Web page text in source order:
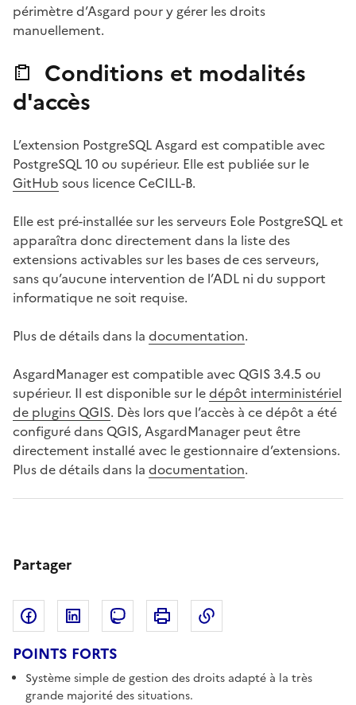
périmètre d’Asgard pour y gérer les droits
manuellement.
Conditions et modalités
d'accès
L’extension PostgreSQL Asgard est compatible avec
PostgreSQL 10 ou supérieur. Elle est publiée sur le
GitHub sous licence CeCILL-B.
Elle est pré-installée sur les serveurs Eole PostgreSQL et
apparaîtra donc directement dans la liste des
extensions activables sur les bases de ces serveurs,
sans qu’aucune intervention de l’ADL ni du support
informatique ne soit requise.
Plus de détails dans la documentation.
AsgardManager est compatible avec QGIS 3.4.5 ou
supérieur. Il est disponible sur ledépôt interministériel
de plugins QGIS. Dès lors que l’accès à ce dépôt a été
configuré dans QGIS, AsgardManager peut être
directement installé avec le gestionnaire d’extensions.
Plus de détails dans la documentation.
Partager
Partager sur Facebook
Partager sur LinkedIn
Partager sur Mastodon
Imprimer
POINTS FORTS
Système simple de gestion des droits adapté à la très
grande majorité des situations.